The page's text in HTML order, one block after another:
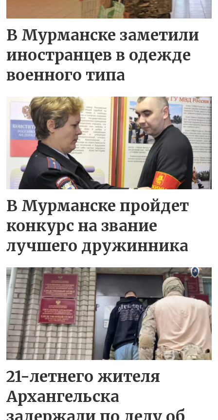
В Мурманске заметили
иностранцев в одежде
военного типа
В Мурманске пройдет
конкурс на звание
лучшего дружинника
21-летнего жителя
Архангельска